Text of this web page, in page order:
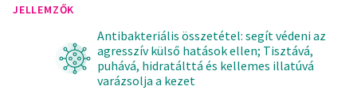
JELLEMZŐK
Antibakteriális összetétel: segít védeni az
agresszív külső hatások ellen; Tisztává,
puhává, hidratálttá és kellemes illatúvá
varázsolja a kezet